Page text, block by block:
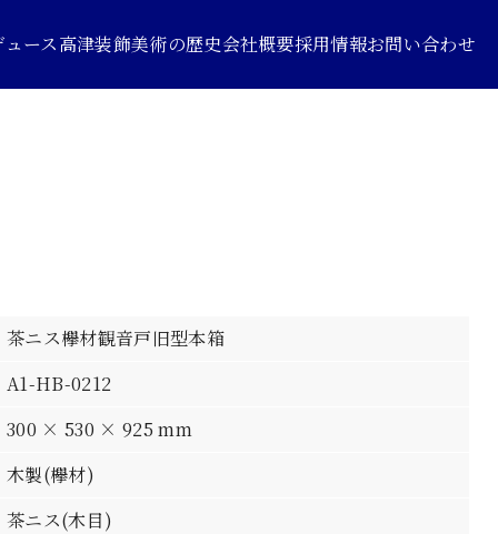
ース高津装飾美術の歴史会社概要採用情報お問い合わせ
茶ニス欅材観音戸旧型本箱
A1-HB-0212
300 × 530 × 925 mm
木製(欅材)
茶ニス(木目)